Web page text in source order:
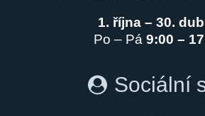
1. října – 30.
Po – Pá 9:00 –
Sociální